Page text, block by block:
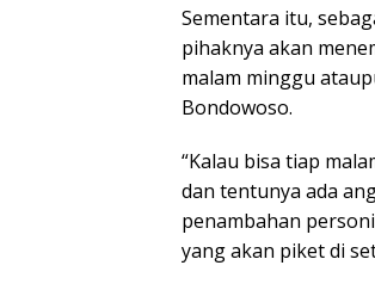
Sementara itu,
pihaknya akan
malam minggu
Bondowoso.
“Kalau bisa tiap
dan tentunya ada
penambahan
yang akan piket di